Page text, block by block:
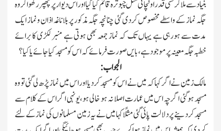
بنیاد سے ملا کر کسی قدر اونچائی مثل چبوترہ قائم کیا گیا اور اس دیوار پر چھپر رکھواکر وہ
جگہ نماز کے واسطے مخصوص کردی گئی چنانچہ جگہ مذکور پر بلانا غہ اذان ونماز ایك
مدت سے ہورہی ہے یہاں تك کہ نماز جمعہ بھی ہوتی ہے منبر لکڑی کا برائے
خطبہ جگہ معینہ پر موجود ہے،بایں صورت فرمائے کہ اس کو مسجد کیا جائے یا کیا؟
الجواب:
مالك زمین نے اگر کہا کہ میں نے اس کو مسجد کردیا اور اس میں نماز پڑھ لی گئی تو وہ
مسجد ہوگئی اگرچہ اس میں عمارت اصلا نہ ہو خالی ہو،یونہی اگر اس کے کلام سے
مسجد کردینے پر دلالت پائی گئی مثلًا کہا میں نے یہ زمین مسلمانوں کی نماز کےلئے